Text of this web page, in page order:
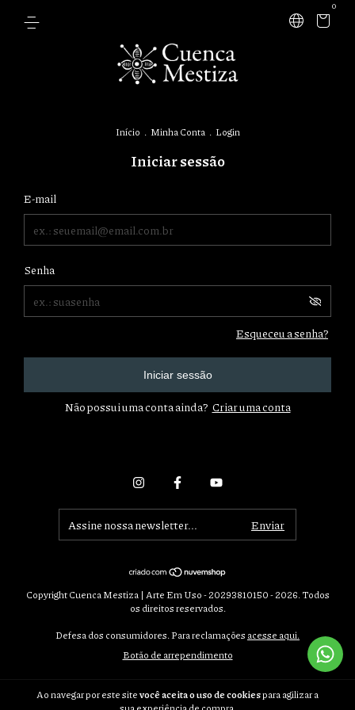
0
Ao navegar por este sitevocê aceita o uso de cookiespara agilizar a
Início . Minha Conta . Login
Iniciar sessão
E-mail
Senha
Esqueceu a senha?
Iniciar sessão
Não possui uma conta ainda? Criar uma conta
Copyright Cuenca Mestiza | Arte Em Uso - 20293810150 - 2026. Todos
os direitos reservados.
Defesa dos consumidores. Para reclamações acesse aqui.
Botão de arrependimento